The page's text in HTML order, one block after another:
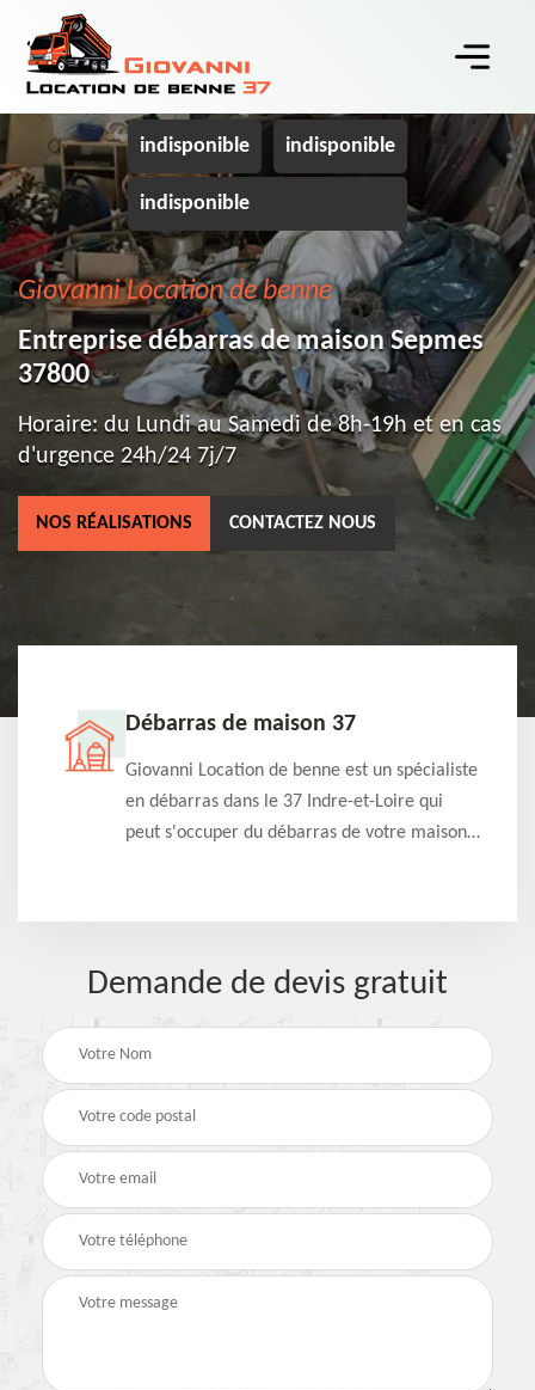
indisponible indisponible
indisponible
Giovanni Location de benne
Entreprise débarras de maison Sepmes
37800
Horaire: du Lundi au Samedi de 8h-19h et en cas
d'urgence 24h/24 7j/7
NOS RÉALISATIONS CONTACTEZ NOUS
Débarras de maison 37
Giovanni Location de benne est un spécialiste
en débarras dans le 37 Indre-et-Loire qui
peut s'occuper du débarras de votre maison
Demande de devis gratuit